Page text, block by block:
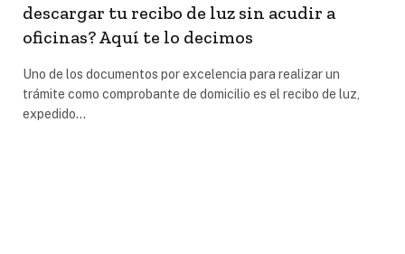
descargar tu recibo de luz sin acudir a
oficinas? Aquí te lo decimos
Uno de los documentos por excelencia para realizar un
trámite como comprobante de domicilio es el recibo de luz,
expedido…